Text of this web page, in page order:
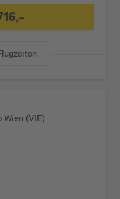
Wien (VIE)